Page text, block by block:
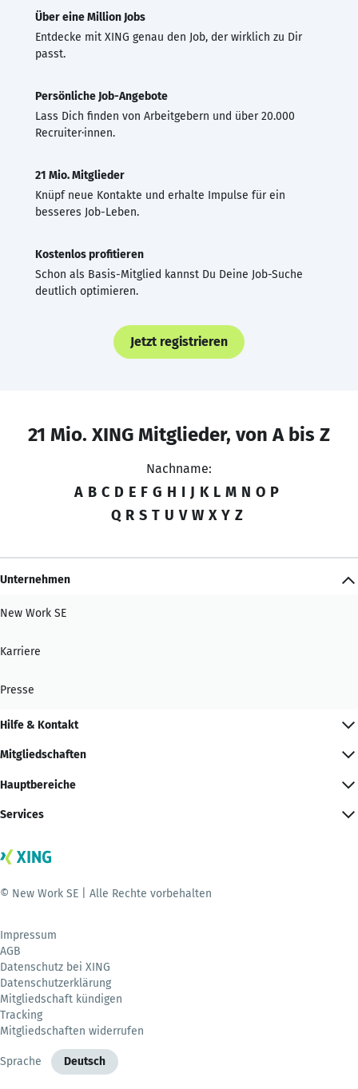
Über eine Million Jobs
Entdecke mit XING genau den Job, der wirklich zu Dir
passt.
Persönliche Job-Angebote
Lass Dich finden von Arbeitgebern und über 20.000
Recruiter·innen.
21 Mio. Mitglieder
Knüpf neue Kontakte und erhalte Impulse für ein
besseres Job-Leben.
Kostenlos profitieren
Schon als Basis-Mitglied kannst Du Deine Job-Suche
deutlich optimieren.
Jetzt registrieren
21 Mio. XING Mitglieder, von A bis Z
Nachname:
A B C D E F G H I J K L M N O P
Q R S T U V W X Y Z
Unternehmen
New Work SE
Karriere
Presse
Hilfe & Kontakt
Mitgliedschaften
Hauptbereiche
Services
© New Work SE | Alle Rechte vorbehalten
Impressum
AGB
Datenschutz bei XING
Datenschutzerklärung
Mitgliedschaft kündigen
Tracking
Mitgliedschaften widerrufen
Sprache Deutsch